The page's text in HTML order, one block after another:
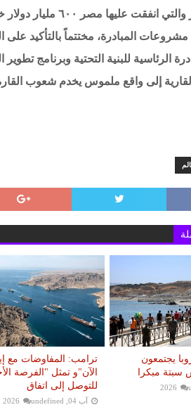
التحتية في مصر
مشروعات المبادرة، مختتماً بالتأكيد
الرئاسية للبنية التحتية وبرنامج تطوير
إلى واقع ملموس يخدم شعوب
يجتمعون
مبكرا
ترامب: المفاوضات مع
الآن"و تمثل "الفرصة
للتوصل إلى اتفاق
آب 04, 2026 undefined